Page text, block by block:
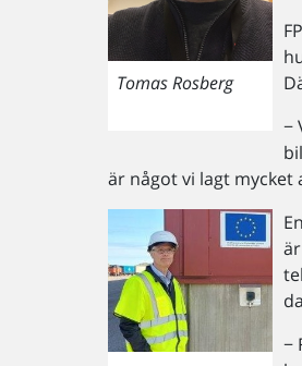
Tomas Rosberg
−
är något vi lagt mycket
−